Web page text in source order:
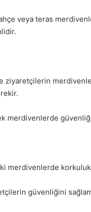
veya teras
ziyaretçilerin
merdivenlerde
merdivenlerde
güvenliğini